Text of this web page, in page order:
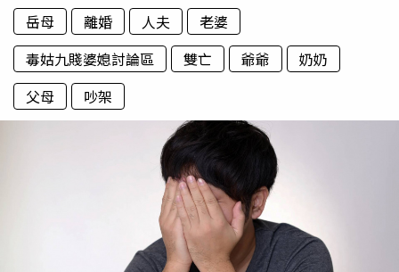
岳母 離婚 人夫
老婆
毒姑九賤婆媳討論區
雙亡 爺爺
奶奶
父母
吵架